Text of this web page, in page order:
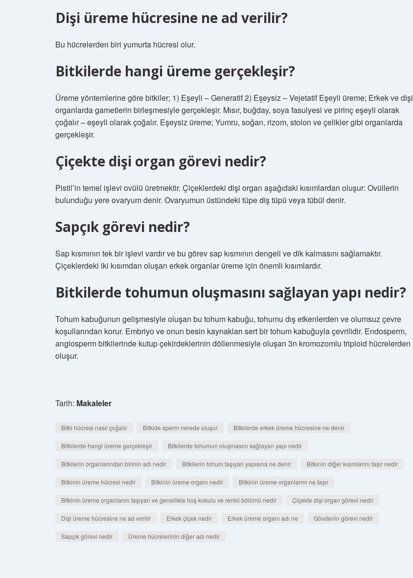
Dişi üreme hücresine ne ad verilir?
Bu hücrelerden biri yumurta hücresi olur.
Bitkilerde hangi üreme gerçekleşir?
Üreme yöntemlerine göre bitkiler; 1) Eşeyli – Generatif 2) Eşeysiz – Vejetatif Eşeyli üreme; Erkek ve dişi
organlarda gametlerin birleşmesiyle gerçekleşir. Mısır, buğday, soya fasulyesi ve pirinç eşeyli olarak
çoğalır – eşeyli olarak çoğalır. Eşeysiz üreme; Yumru, soğan, rizom, stolon ve çelikler gibi organlarda
gerçekleşir.
Çiçekte dişi organ görevi nedir?
Pistil’in temel işlevi ovülü üretmektir. Çiçeklerdeki dişi organ aşağıdaki kısımlardan oluşur: Ovüllerin
bulunduğu yere ovaryum denir. Ovaryumun üstündeki tüpe diş tüpü veya tübül denir.
Sapçık görevi nedir?
Sap kısmının tek bir işlevi vardır ve bu görev sap kısmının dengeli ve dik kalmasını sağlamaktır.
Çiçeklerdeki iki kısımdan oluşan erkek organlar üreme için önemli kısımlardır.
Bitkilerde tohumun oluşmasını sağlayan yapı nedir?
Tohum kabuğunun gelişmesiyle oluşan bu tohum kabuğu, tohumu dış etkenlerden ve olumsuz çevre
koşullarından korur. Embriyo ve onun besin kaynakları sert bir tohum kabuğuyla çevrilidir. Endosperm,
angiosperm bitkilerinde kutup çekirdeklerinin döllenmesiyle oluşan 3n kromozomlu triploid hücrelerden
oluşur.
Tarih: Makaleler
Bitki hücresi nasıl çoğalır Bitkide sperm nerede oluşur Bitkilerde erkek üreme hücresine ne denir
Bitkilerde hangi üreme gerçekleşir Bitkilerde tohumun oluşmasını sağlayan yapı nedir
Bitkilerin organlarından birinin adı nedir Bitkilerin tohum taşıyan yapısına ne denir Bitkinin diğer kısımlarını taşır nedir
Bitkinin üreme hücresi nedir Bitkinin üreme organı nedir Bitkinin üreme organlarını ne taşır
Bitkinin üreme organlarını taşıyan ve genellikle hoş kokulu ve renkli bölümü nedir Çiçekte dişi organ görevi nedir
Dişi üreme hücresine ne ad verilir Erkek çiçek nedir Erkek üreme organı adı ne Gövdenin görevi nedir
Sapçık görevi nedir Üreme hücrelerinin diğer adı nedir